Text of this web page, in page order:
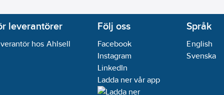
leverantörer
hos Ahlsell
Följ oss
Facebook
Instagram
LinkedIn
Ladda ner vår app
Språk
English
Svenska